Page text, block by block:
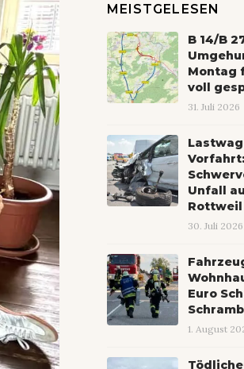
MEISTGELESEN
B 14/B
Montag
voll
31. Juli 2026
Unfall
Rottweil
30. Juli 2026
Euro
1. August